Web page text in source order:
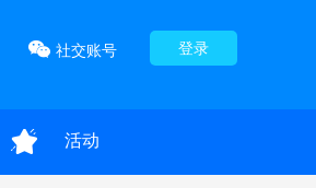
登录
社交账号
活动